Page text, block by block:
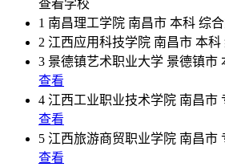
查看学校
1 南昌理工学院 南昌市 本科 综
2 江西应用科技学院 南昌市 本科
3 景德镇艺术职业大学 景德镇市
查看
4 江西工业职业技术学院 南昌市
查看
5 江西旅游商贸职业学院 南昌市
查看